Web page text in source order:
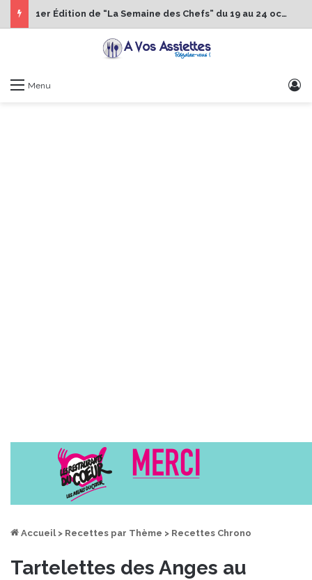
1er Édition de “La Semaine des Chefs” du 19 au 24 octobre 2026
Menu
Accueil > Recettes par Thème > Recettes Chrono
Tartelettes des Anges au